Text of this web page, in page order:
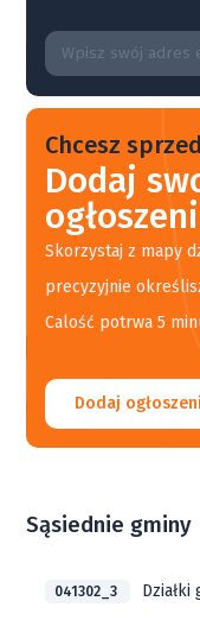
Chcesz
Dodaj
Skorzystaj z mapy
precyzyjnie
Calość potrwa 5
Dodaj
Sąsiednie gminy
041302_3